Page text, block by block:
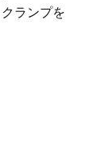
ランプを